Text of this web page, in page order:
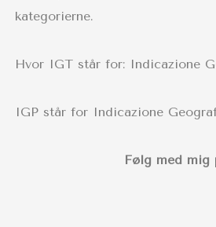
kategorierne.
Hvor IGT står for: Indicazione
IGP står for Indicazione
Følg med mig